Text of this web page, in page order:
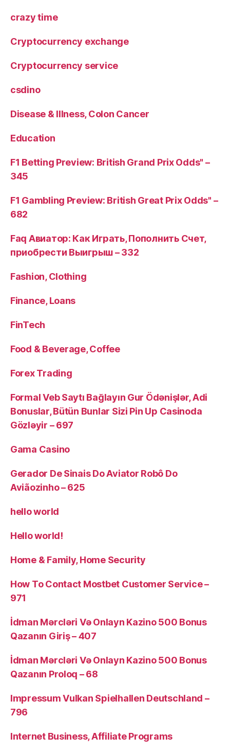
crazy time
Cryptocurrency exchange
Cryptocurrency service
csdino
Disease & Illness, Colon Cancer
Education
F1 Betting Preview: British Grand Prix Odds" –
345
F1 Gambling Preview: British Great Prix Odds" –
682
Faq Авиатор: Как Играть, Пополнить Счет,
приобрести Выигрыш – 332
Fashion, Clothing
Finance, Loans
FinTech
Food & Beverage, Coffee
Forex Trading
Formal Veb Saytı Bağlayın️ Gur Ödənişlər, Adi
Bonuslar, Bütün Bunlar Sizi Pin Up Casinoda
Gözləyir – 697
Gama Casino
Gerador De Sinais Do Aviator Robô Do
Aviãozinho – 625
hello world
Hello world!
Home & Family, Home Security
How To Contact Mostbet Customer Service –
971
İdman Mərcləri Və Onlayn Kazino 500 Bonus
Qazanın Giriş – 407
İdman Mərcləri Və Onlayn Kazino 500 Bonus
Qazanın Proloq – 68
Impressum Vulkan Spielhallen Deutschland –
796
Internet Business, Affiliate Programs